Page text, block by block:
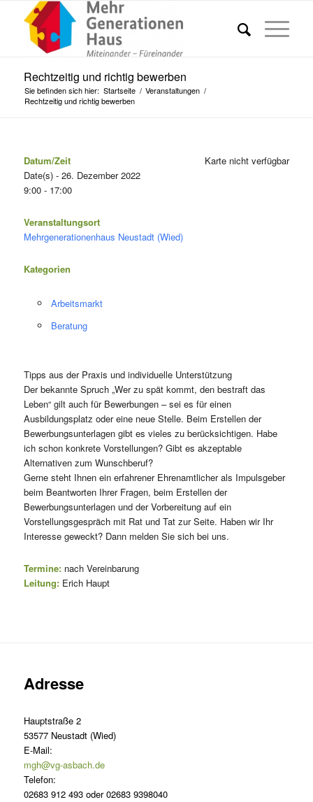
Rechtzeitig und richtig bewerben
Sie befinden sich hier: Startseite / Veranstaltungen /
Rechtzeitig und richtig bewerben
Karte nicht verfügbar
Datum/Zeit
Date(s) - 26. Dezember 2022
9:00 - 17:00
Veranstaltungsort
Mehrgenerationenhaus Neustadt (Wied)
Kategorien
Arbeitsmarkt
Beratung
Tipps aus der Praxis und individuelle Unterstützung
Der bekannte Spruch „Wer zu spät kommt, den bestraft das
Leben“ gilt auch für Bewerbungen – sei es für einen
Ausbildungsplatz oder eine neue Stelle. Beim Erstellen der
Bewerbungsunterlagen gibt es vieles zu berücksichtigen. Habe
ich schon konkrete Vorstellungen? Gibt es akzeptable
Alternativen zum Wunschberuf?
Gerne steht Ihnen ein erfahrener Ehrenamtlicher als Impulsgeber
beim Beantworten Ihrer Fragen, beim Erstellen der
Bewerbungsunterlagen und der Vorbereitung auf ein
Vorstellungsgespräch mit Rat und Tat zur Seite. Haben wir Ihr
Interesse geweckt? Dann melden Sie sich bei uns.
Termine:nach Vereinbarung
Leitung:Erich Haupt
Adresse
Hauptstraße 2
53577 Neustadt (Wied)
E-Mail:
mgh@vg-asbach.de
Telefon:
02683 912 493 oder 02683 9398040